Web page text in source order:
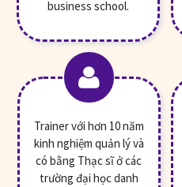
Trainer với hơn 10 năm
kinh nghiệm quản lý và
có bằng Thạc sĩ ở các
trường đại học danh
business school.